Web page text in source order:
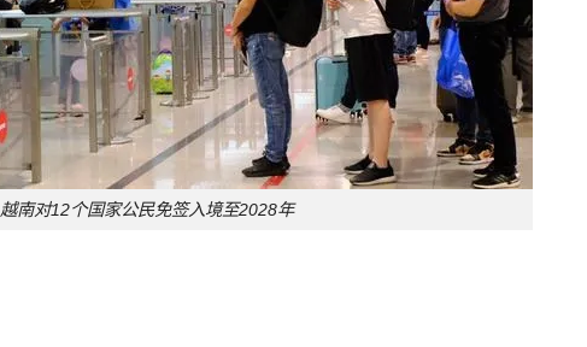
越南对12个国家公民免签入境至2028年